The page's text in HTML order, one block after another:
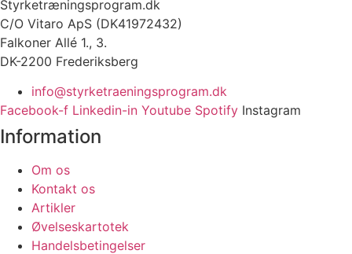
Styrketræningsprogram.dk
C/O Vitaro ApS (DK41972432)
Falkoner Allé 1., 3.
DK-2200 Frederiksberg
info@styrketraeningsprogram.dk
Facebook-f Linkedin-in Youtube Spotify Instagram
Information
Om os
Kontakt os
Artikler
Øvelseskartotek
Handelsbetingelser